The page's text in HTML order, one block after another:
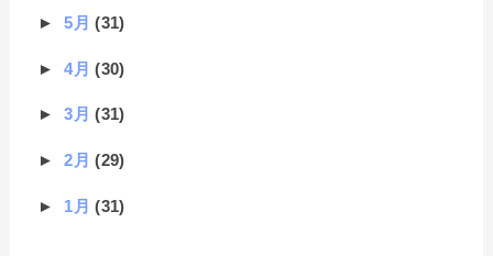
►5月(31)
►4月(30)
►3月(31)
►2月(29)
► 1月(31)